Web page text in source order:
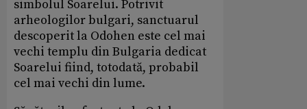
simbolul Soarelui. Potrivit
arheologilor bulgari, sanctuarul
descoperit la Odohen este cel mai
vechi templu din Bulgaria dedicat
Soarelui fiind, totodată, probabil
cel mai vechi din lume.